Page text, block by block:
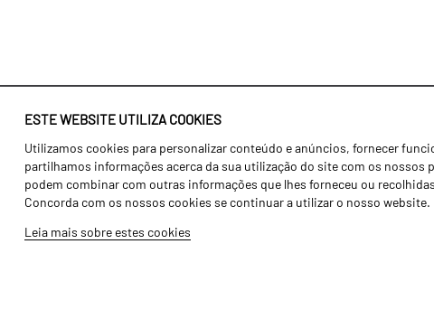
ESTE WEBSITE UTILIZA COOKIES
Utilizamos cookies para personalizar conteúdo e anúncios, fornecer
partilhamos informações acerca da sua utilização do site com os nossos
podem combinar com outras informações que lhes forneceu ou
Concorda com os nossos cookies se continuar a utilizar o nosso website.
Leia mais sobre estes cookies
Identidade
História
Fábrica / Produção
Recursos Humanos
Agricultura
Transportes
Gama Floresta